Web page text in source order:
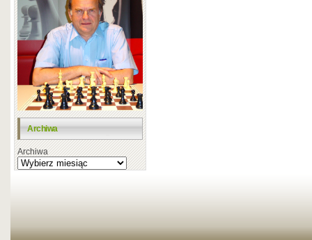
Archiwa
Archiwa